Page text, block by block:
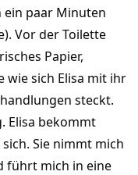
ein paar Minuten
Vor der Toilette
Papier,
wie sich Elisa mit ihr
steckt.
Elisa bekommt
Sie nimmt mich
führt mich in eine